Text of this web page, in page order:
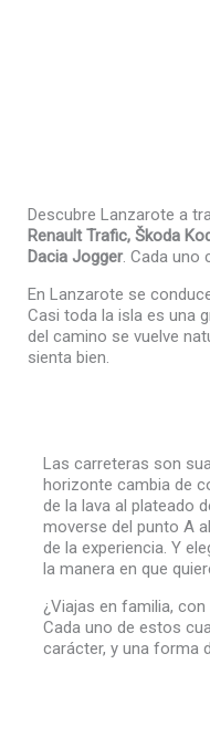
Descubre Lanzarote a
Renault Trafic, Škoda
Dacia Jogger. Cada uno
En Lanzarote se
Casi toda la isla es una
del camino se vuelve
sienta bien.
Las carreteras son
horizonte cambia de
de la lava al plateado
moverse del punto A
de la experiencia. Y
la manera en que
¿Viajas en familia,
Cada uno de estos
carácter, y una forma